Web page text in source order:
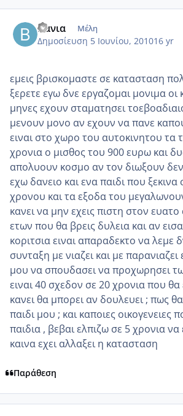
Βανια Μέλη
Δημοσίευση 5 Ιουνίου, 201016 yr
εμεις βρισκομαστε σε κατασταση
ξερετε εγω δνε εργαζομαι μονιμα οι
μηνες εχουν σταματησει
μενουν μονο αν εχουν να πανε
ειναι στο χωρο του αυτοκινητου τα
χρονια ο μισθος του 900 ευρω και
απολυουν κοσμο αν τον διωξουν δεν
εχω δανειο και ενα παιδι που ξεκινα
χρονου και τα εξοδα του
κανει να μην εχεις πιστη στον
ετων που θα βρεις δυλεια και αν
κοριτσια ειναι απαραδεκτο να λεμε
συνταξη με νιαζει και με
μου να σπουδασει να προχωρησει
ειναι 40 σχεδον σε 20 χρονια που θα
κανει θα μπορει αν δουλευει ; πως
παιδι μου ; και καποιες οικογενειες
παιδια , βεβαι ελπιζω σε 5 χρονια να
καινα εχει αλλαξει η κατασταση
Παράθεση